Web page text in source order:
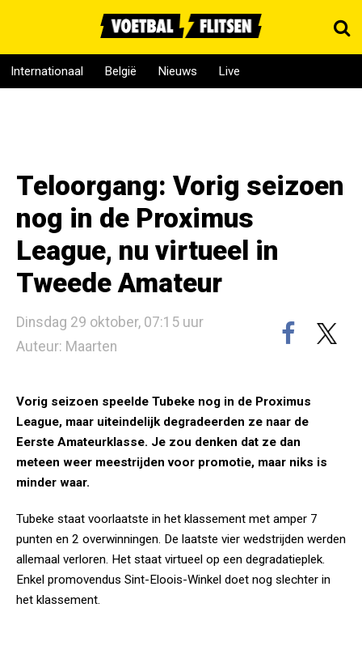
Internationaal België Nieuws Live
Teloorgang: Vorig seizoen
nog in de Proximus
League, nu virtueel in
Tweede Amateur
Dinsdag 29 oktober, 07:15 uur
Auteur: Maarten
Vorig seizoen speelde Tubeke nog in de Proximus
League, maar uiteindelijk degradeerden ze naar de
Eerste Amateurklasse. Je zou denken dat ze dan
meteen weer meestrijden voor promotie, maar niks is
minder waar.
Tubeke staat voorlaatste in het klassement met amper 7
punten en 2 overwinningen. De laatste vier wedstrijden werden
allemaal verloren. Het staat virtueel op een degradatieplek.
Enkel promovendus Sint-Eloois-Winkel doet nog slechter in
het klassement.